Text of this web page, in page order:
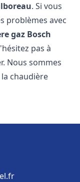
. Si vous
problèmes avec
gaz Bosch
pas à
Nous sommes
chaudière